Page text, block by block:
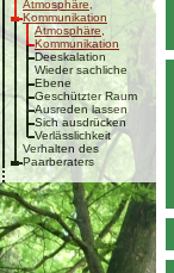
Atmosphäre,
Kommunikation
Atmosphäre,
Kommunikation
Deeskalation
Wieder sachliche
Ebene
Geschützter Raum
Ausreden lassen
Sich ausdrücken
Verlässlichkeit
Verhalten des
Paarberaters